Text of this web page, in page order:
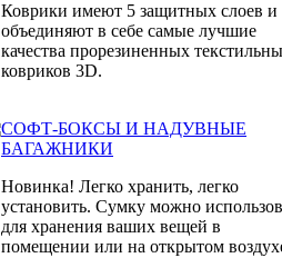
Коврики имеют 5 защитных слоев и
объединяют в себе самые лучшие
качества прорезиненных
ковриков 3D.
СОФТ-БОКСЫ И НАДУВНЫЕ
БАГАЖНИКИ
Новинка! Легко хранить, легко
установить. Сумку можно
для хранения ваших вещей в
помещении или на открытом